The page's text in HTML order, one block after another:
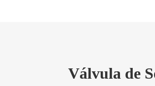
Válvula de